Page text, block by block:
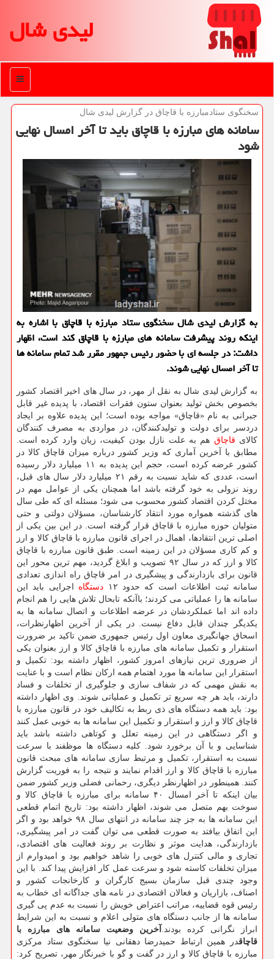
لیدی شال
منو
سخنگوی ستادمبارزه با قاچاق در گزارش لیدی شال
سامانه های مبارزه با قاچاق باید تا آخر امسال نهایی
شود
به گزارش لیدی شال سخنگوی ستاد مبارزه با قاچاق با اشاره به
اینكه روند پیشرفت سامانه های مبارزه با قاچاق كند است، اظهار
داشت: در جلسه ای با حضور رئیس جمهور مقرر شد تمام سامانه ها
تا آخر امسال نهایی شوند.
به گزارش لیدی شال به نقل از مهر، در سال های اخیر اقتصاد كشور
بخصوص بخش تولید بعنوان ستون فقرات اقتصاد، با پدیده غیر قابل
جبرانی به نام «قاچاق» مواجه بوده است؛ این پدیده علاوه بر ایجاد
دردسر برای دولت و تولیدكنندگان، در مواردی به مصرف كنندگان
كالای قاچاق هم به علت نازل بودن كیفیت، زیان وارد كرده است.
مطابق با آخرین آماری كه وزیر كشور درباره میزان قاچاق كالا در
كشور عرضه كرده است، حجم این پدیده به ۱۱ میلیارد دلار رسیده
است، عددی كه شاید نسبت به رقم ۲۱ میلیارد دلار سال های قبل،
روند نزولی به خود گرفته باشد اما همچنان یكی از عوامل مهم در
مختل كردن اقتصاد كشور محسوب می شود؛ مسئله ای كه طی سال
های گذشته همواره مورد انتقاد كارشناسان، مسؤلان دولتی و حتی
متولیان حوزه مبارزه با قاچاق قرار گرفته است. در این بین یكی از
اصلی ترین انتقادها، اهمال در اجرای قانون مبارزه با قاچاق كالا و ارز
و كم كاری مسؤلان در این زمینه است. طبق قانون مبارزه با قاچاق
كالا و ارز كه در سال ۹۲ تصویب و ابلاغ گردید، مهم ترین محور این
قانون برای بازدارندگی و پیشگیری در امر قاچاق راه اندازی تعدادی
سامانه ثبت اطلاعات است كه حدود ۱۲
دستگاه اجرایی باید این
سامانه ها را عملیاتی می كردند؛ باآنكه تابحال تلاش هایی را هم انجام
داده اند اما عملكردشان در عرضه اطلاعات و اتصال سامانه ها به
یكدیگر چندان قابل دفاع نیست. در یكی از آخرین اظهارنظرات،
اسحاق جهانگیری معاون اول رئیس جمهوری ضمن تاكید بر ضرورت
استقرار و تكمیل سامانه های مبارزه با قاچاق كالا و ارز بعنوان یكی
از ضروری ترین نیازهای امروز كشور، اظهار داشته بود: تكمیل و
استقرار این سامانه ها مورد اهتمام همه اركان نظام است و با عنایت
به نقش مهمی كه در شفاف سازی و جلوگیری از تخلفات و فساد
دارند، باید هر چه سریع تر تكمیل و عملیاتی شوند. وی اظهار داشته
بود: باید همه دستگاه های ذی ربط به تكالیف خود در قانون مبارزه با
قاچاق كالا و ارز و استقرار و تكمیل این سامانه ها به خوبی عمل كنند
و اگر دستگاهی در این زمینه تعلل و كوتاهی داشته باشد باید
شناسایی و با آن برخورد شود. كلیه دستگاه ها موظفند با سرعت
نسبت به استقرار، تكمیل و مرتبط سازی سامانه های مبحث قانون
مبارزه با قاچاق كالا و ارز اقدام نمایند و نتیجه را به فوریت گزارش
كنند. همینطور در اظهارنظر دیگری، رحمانی فضلی وزیر كشور ضمن
بیان اینكه تا آخر امسال ۴۰ سامانه برای مبارزه با قاچاق كالا و
سوخت بهم متصل می شوند، اظهار داشته بود: تاریخ اتمام قطعی
این سامانه ها به جز چند سامانه در انتهای سال ۹۸ خواهد بود و اگر
این اتفاق بیافتد به صورت قطعی می توان گفت در امر پیشگیری،
بازدارندگی، هدایت موثر و نظارت بر روند فعالیت های اقتصادی،
تجاری و مالی كنترل های خوبی را شاهد خواهیم بود و امیدوارم از
میزان تخلفات كاسته شود و سرعت عمل كار افزایش پیدا كند. با این
وجود چندی قبل سازمان بسیج كارگران و كارخانجات كشور و
اصناف، بازاریان و فعالان اقتصادی در نامه های جداگانه ای خطاب به
رئیس قوه قضاییه، مراتب اعتراض خویش را نسبت به عدم پی گیری
سامانه ها از جانب دستگاه های متولی اعلام و نسبت به این شرایط
ابراز نگرانی كرده بودند.
آخرین وضعیت سامانه های مبارزه با
قاچاقدر همین ارتباط حمیدرضا دهقانی نیا سخنگوی ستاد مركزی
مبارزه با قاچاق كالا و ارز در گفت و گو با خبرنگار مهر، تصریح كرد: